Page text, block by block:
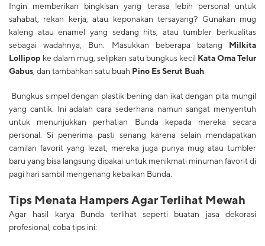
Ingin memberikan bingkisan yang terasa lebih personal untuk
sahabat, rekan kerja, atau keponakan tersayang? Gunakan mug
kaleng atau enamel yang sedang hits, atau tumbler berkualitas
sebagai wadahnya, Bun. Masukkan beberapa batang Milkita
Lollipop ke dalam mug, selipkan satu bungkus kecil Kata Oma Telur
Gabus , dan tambahkan satu buah Pino Es Serut Buah.
Bungkus simpel dengan plastik bening dan ikat dengan pita mungil
yang cantik. Ini adalah cara sederhana namun sangat menyentuh
untuk menunjukkan perhatian Bunda kepada mereka secara
personal. Si penerima pasti senang karena selain mendapatkan
camilan favorit yang lezat, mereka juga punya mug atau tumbler
baru yang bisa langsung dipakai untuk menikmati minuman favorit di
pagi hari sambil mengenang kebaikan Bunda.
​Tips Menata Hampers Agar Terlihat Mewah
​Agar hasil karya Bunda terlihat seperti buatan jasa dekorasi
profesional, coba tips ini: